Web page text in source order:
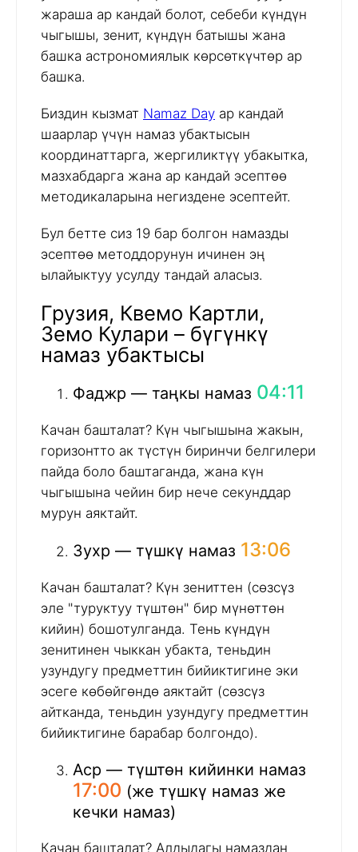
жараша ар кандай болот, себеби күндүн
чыгышы, зенит, күндүн батышы жана
башка астрономиялык көрсөткүчтөр ар
башка.
Биздин кызмат Namaz Day ар кандай
шаарлар үчүн намаз убактысын
координаттарга, жергиликтүү убакытка,
мазхабдарга жана ар кандай эсептөө
методикаларына негиздене эсептейт.
Бул бетте сиз 19 бар болгон намазды
эсептөө методдорунун ичинен эң
ылайыктуу усулду тандай аласыз.
Грузия, Квемо Картли,
Земо Кулари – бүгүнкү
намаз убактысы
Фаджр — таңкы намаз 04:11
Качан башталат? Күн чыгышына жакын,
горизонтто ак түстүн биринчи белгилери
пайда боло баштаганда, жана күн
чыгышына чейин бир нече секунддар
мурун аяктайт.
Зухр — түшкү намаз 13:06
Качан башталат? Күн зениттен (сөзсүз
эле "туруктуу түштөн" бир мүнөттөн
кийин) бошотулганда. Тень күндүн
зенитинен чыккан убакта, теньдин
узундугу предметтин бийиктигине эки
эсеге көбөйгөндө аяктайт (сөзсүз
айтканда, теньдин узундугу предметтин
бийиктигине барабар болгондо).
Аср — түштөн кийинки намаз
17:00 (же түшкү намаз же
кечки намаз)
Качан башталат? Алдыдагы намаздан